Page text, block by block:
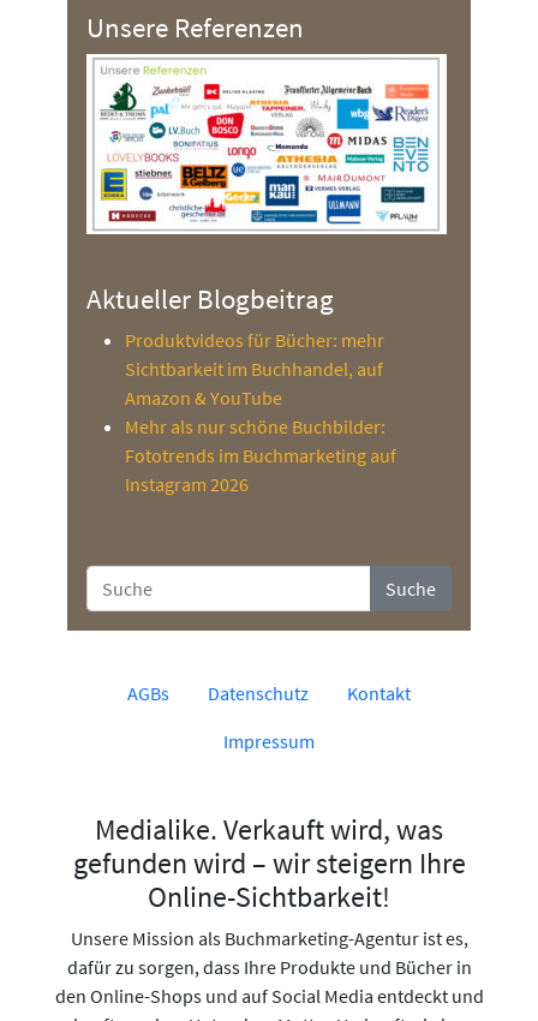
Unsere Referenzen
Aktueller Blogbeitrag
Produktvideos für Bücher: mehr
Sichtbarkeit im Buchhandel, auf
Amazon & YouTube
Mehr als nur schöne Buchbilder:
Fototrends im Buchmarketing auf
Instagram 2026
Suche
AGBs Datenschutz
Kontakt
Impressum
Medialike. Verkauft wird, was
gefunden wird – wir steigern Ihre
Online-Sichtbarkeit!
Unsere Mission als Buchmarketing-Agentur ist es,
dafür zu sorgen, dass Ihre Produkte und Bücher in
den Online-Shops und auf Social Media entdeckt und